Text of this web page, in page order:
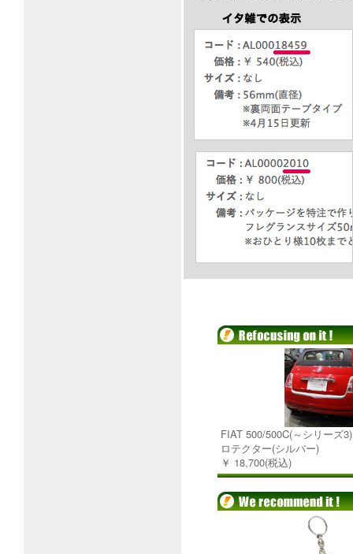
FIAT 500/500C(～シリーズ
ロテクター(シルバー)
￥ 18,700(税込)